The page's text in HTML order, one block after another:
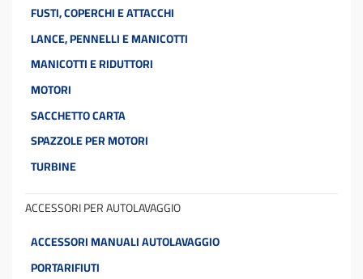
FUSTI, COPERCHI E ATTACCHI
LANCE, PENNELLI E MANICOTTI
MANICOTTI E RIDUTTORI
MOTORI
SACCHETTO CARTA
SPAZZOLE PER MOTORI
TURBINE
ACCESSORI PER AUTOLAVAGGIO
ACCESSORI MANUALI AUTOLAVAGGIO
PORTARIFIUTI